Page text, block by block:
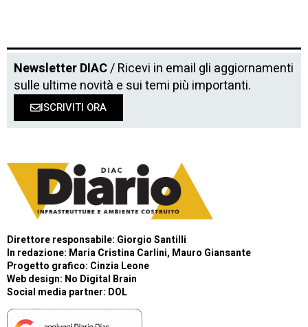
Newsletter DIAC/ Ricevi in email gli aggiornamenti
sulle ultime novità e sui temi più importanti.
ISCRIVITI ORA
Direttore responsabile: Giorgio Santilli
In redazione: Maria Cristina Carlini, Mauro Giansante
Progetto grafico: Cinzia Leone
Web design: No Digital Brain
Social media partner: DOL